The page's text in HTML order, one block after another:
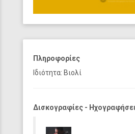
Πληροφορίες
Ιδιότητα: Βιολί
Δισκογραφίες -